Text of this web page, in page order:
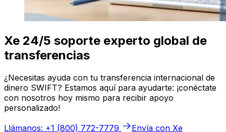
Xe 24/5 soporte experto global de
transferencias
¿Necesitas ayuda con tu transferencia internacional de
dinero SWIFT? Estamos aquí para ayudarte: ¡conéctate
con nosotros hoy mismo para recibir apoyo
personalizado!
Llámanos: +1 (800) 772-7779
Envía con Xe